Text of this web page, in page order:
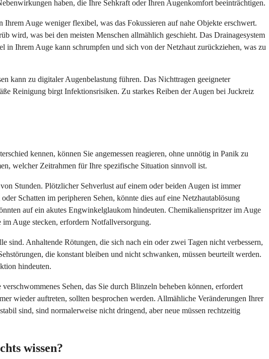
haben, die Ihre Sehkraft oder Ihren Augenkomfort beeinträchtigen.
Auge weniger flexibel, was das Fokussieren auf nahe Objekte erschwert.
wird, was bei den meisten Menschen allmählich geschieht. Das Drainagesystem
Ihrem Auge kann schrumpfen und sich von der Netzhaut zurückziehen, was zu
kann zu digitaler Augenbelastung führen. Das Nichttragen geeigneter
Reinigung birgt Infektionsrisiken. Zu starkes Reiben der Augen bei Juckreiz
kennen, können Sie angemessen reagieren, ohne unnötig in Panik zu
welcher Zeitrahmen für Ihre spezifische Situation sinnvoll ist.
Stunden. Plötzlicher Sehverlust auf einem oder beiden Augen ist immer
Schatten im peripheren Sehen, könnte dies auf eine Netzhautablösung
auf ein akutes Engwinkelglaukom hindeuten. Chemikalienspritzer im Auge
Auge stecken, erfordern Notfallversorgung.
Anhaltende Rötungen, die sich nach ein oder zwei Tagen nicht verbessern,
die konstant bleiben und nicht schwanken, müssen beurteilt werden.
hindeuten.
Sehen, das Sie durch Blinzeln beheben können, erfordert
wieder auftreten, sollten besprochen werden. Allmähliche Veränderungen Ihrer
sind, sind normalerweise nicht dringend, aber neue müssen rechtzeitig
wissen?